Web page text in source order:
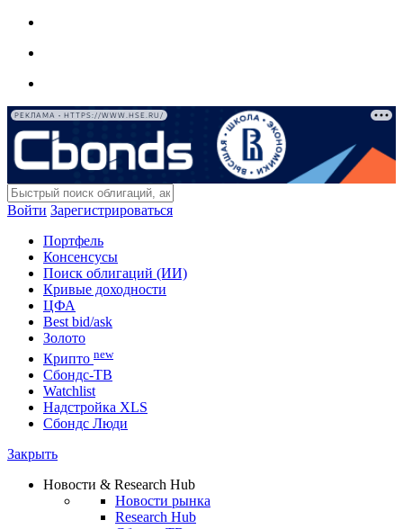
РЕКЛАМА • HTTPS://WWW.HSE.RU/
Войти Зарегистрироваться
Портфель
Консенсусы
Поиск облигаций (ИИ)
Кривые доходности
ЦФА
Best bid/ask
Золото
Крипто new
Сбондс-ТВ
Watchlist
Надстройка XLS
Сбондс Люди
Закрыть
Новости & Research Hub
Новости рынка
Research Hub